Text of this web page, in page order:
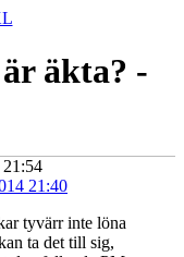
äkta? -
21:40
tyvärr inte löna
ta det till sig,